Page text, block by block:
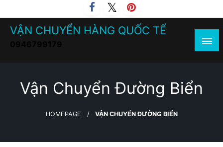
to
content
VẬN CHUYỂN HÀNG QUỐC TẾ
Vận Chuyển Đường Biển
HOMEPAGE VẬN CHUYỂN ĐƯỜNG BIỂN